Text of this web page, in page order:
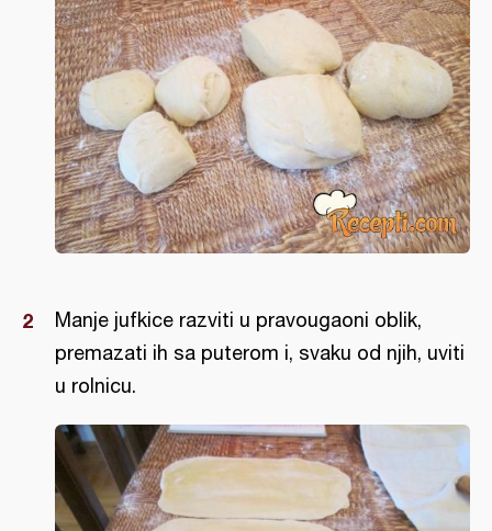
Manje jufkice razviti u pravougaoni oblik,
premazati ih sa puterom i, svaku od njih, uviti
u rolnicu.